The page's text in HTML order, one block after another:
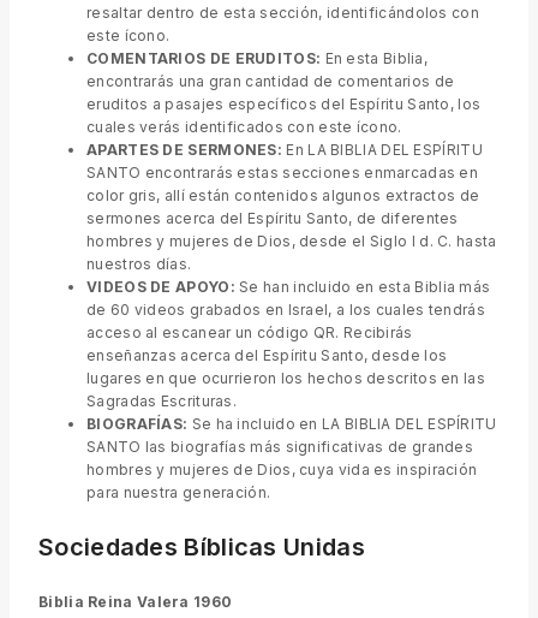
resaltar dentro de esta sección, identificándolos con
este ícono.
COMENTARIOS DE ERUDITOS: En esta Biblia,
encontrarás una gran cantidad de comentarios de
eruditos a pasajes específicos del Espíritu Santo, los
cuales verás identificados con este ícono.
APARTES DE SERMONES: En LA BIBLIA DEL ESPÍRITU
SANTO encontrarás estas secciones enmarcadas en
color gris, allí están contenidos algunos extractos de
sermones acerca del Espíritu Santo, de diferentes
hombres y mujeres de Dios, desde el Siglo I d. C. hasta
nuestros días.
VIDEOS DE APOYO: Se han incluido en esta Biblia más
de 60 videos grabados en Israel, a los cuales tendrás
acceso al escanear un código QR. Recibirás
enseñanzas acerca del Espíritu Santo, desde los
lugares en que ocurrieron los hechos descritos en las
Sagradas Escrituras.
BIOGRAFÍAS: Se ha incluido en LA BIBLIA DEL ESPÍRITU
SANTO las biografías más significativas de grandes
hombres y mujeres de Dios, cuya vida es inspiración
para nuestra generación.
Sociedades Bíblicas Unidas
Biblia Reina Valera 1960